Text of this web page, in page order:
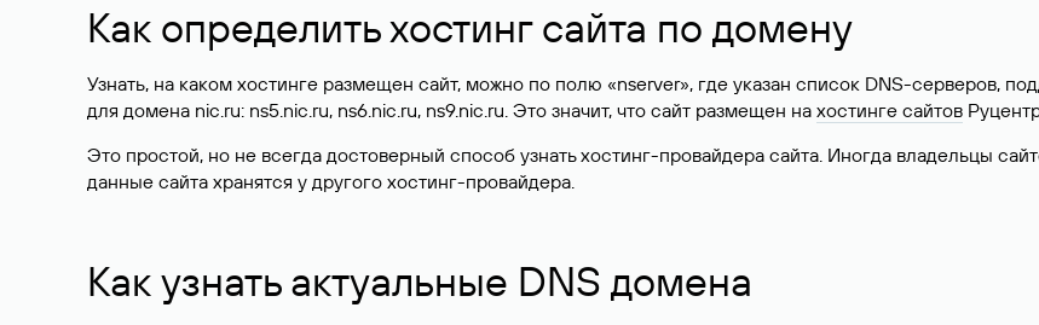
Как определить хостинг сайта по домену
Узнать, на каком хостинге размещен сайт, можно по полю «nserver», где указан список DNS-серверов,
для домена nic.ru: ns5.nic.ru, ns6.nic.ru, ns9.nic.ru. Это значит, что сайт размещен на хостинге сайтов
Это простой, но не всегда достоверный способ узнать хостинг-провайдера сайта. Иногда владельцы
данные сайта хранятся у другого хостинг-провайдера.
Как узнать актуальные DNS домена